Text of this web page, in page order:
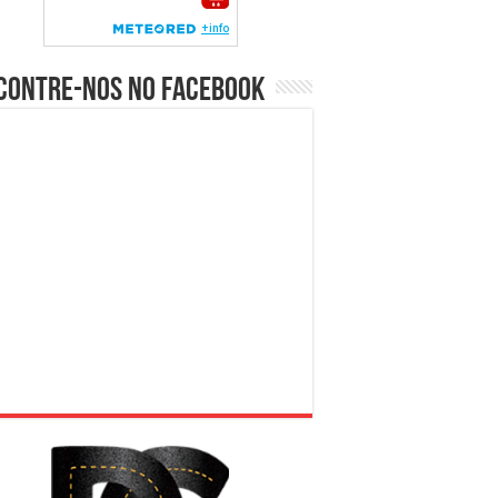
nos no Facebook